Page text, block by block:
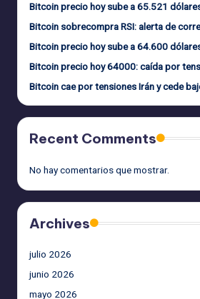
Bitcoin precio hoy sube a 65.521
Bitcoin sobrecompra RSI: alerta de
Bitcoin precio hoy sube a 64.600
Bitcoin precio hoy 64000: caída por
Bitcoin cae por tensiones Irán y cede
Recent Comments
No hay comentarios que mostrar.
Archives
julio 2026
junio 2026
mayo 2026